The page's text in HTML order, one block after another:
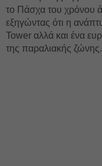
το Πάσχα του χρόνου
εξηγώντας ότι η
Tower αλλά και ένα
της παραλιακής ζώνης.